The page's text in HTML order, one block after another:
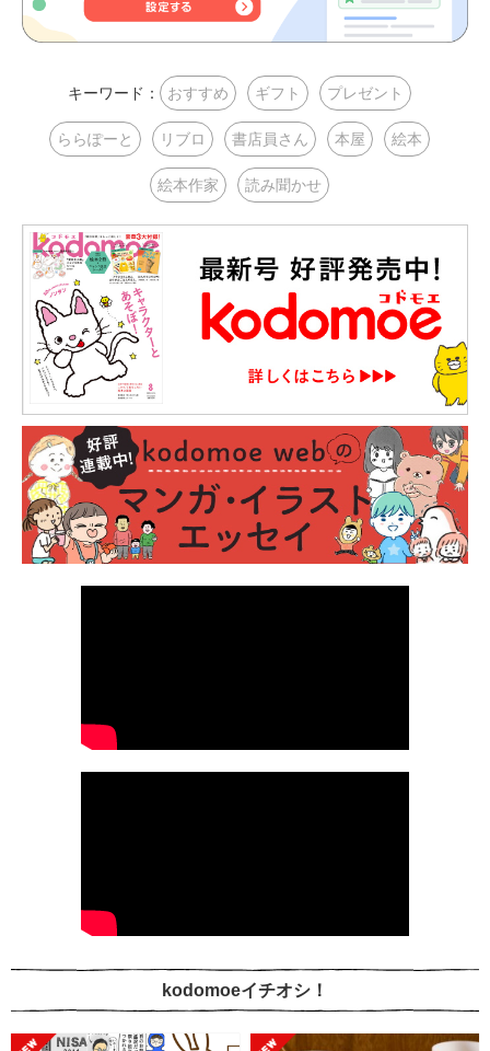
キーワード： おすすめ ギフト プレゼント
ららぽーと リブロ 書店員さん 本屋 絵本
絵本作家 読み聞かせ
kodomoeイチオシ！